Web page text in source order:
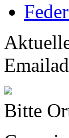
Bitte